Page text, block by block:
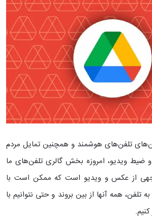
تلفن‌های هوشمند و همچنین تمایل مردم
ضیط ویدیو، امروزه بخش گالری تلفن‌های ما
از عکس و ویدیو است که ممکن است با
تلفن، همه آنها از بین بروند و حتی نتوانیم با